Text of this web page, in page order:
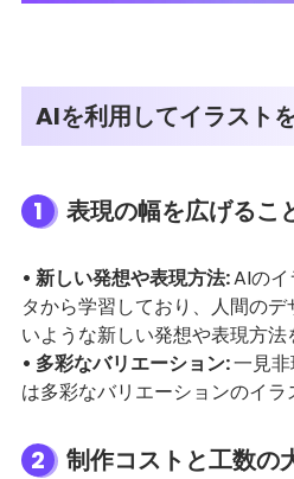
AIを利用してイラスト
1 表現の幅を広げるこ
• 新しい発想や表現方法:AIの
タから学習しており、人間の
いような新しい発想や表現方法
• 多彩なバリエーション:一見
は多彩なバリエーションのイラ
2 制作コストと工数の